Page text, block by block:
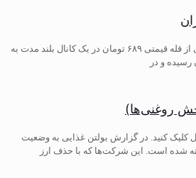
نماد شیران پس از اصلاح قیمتی از قله قیمتی ۶۸۹ تومان در یک کانال بلند مدت به
روغنی‌ها)
کلیک کنید. در گزارش بولتن غذایی به وضعیت
شده است. این شرکت‌ها که با حذف ارز